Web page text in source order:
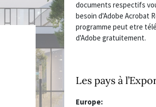
documents respectifs
besoin d'Adobe Acrobat
programme peut etre
d'Adobe gratuitement.
Les pays à
Europe: